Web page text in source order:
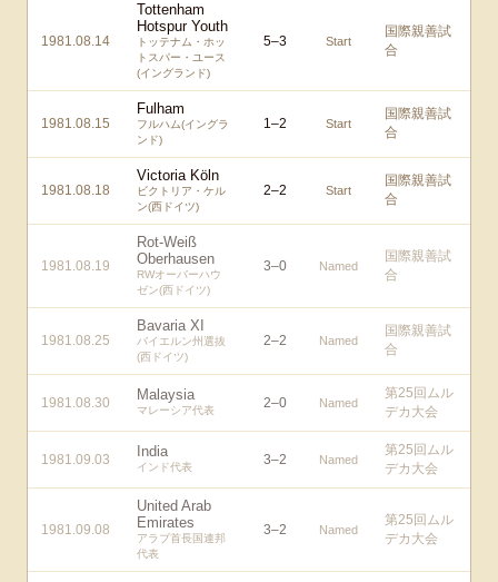
1981.08.14
Tottenham
Hotspur Youth
トッテナム・ホッ
トスパー・ユース
(イングランド)
5–3 Start
国際親善試
合
1981.08.15
Fulham
フルハム(イングラ
ンド)
1–2 Start
国際親善試
合
1981.08.18
Victoria Köln
ビクトリア・ケル
ン(西ドイツ)
2–2 Start
国際親善試
合
1981.08.19
Rot-Weiß
Oberhausen
RWオーバーハウ
ゼン(西ドイツ)
3–0 Named
国際親善試
合
1981.08.25
Bavaria XI
バイエルン州選抜
(西ドイツ)
2–2 Named
国際親善試
合
1981.08.30 Malaysia
マレーシア代表 2–0 Named
第25回ムル
デカ大会
1981.09.03 India
インド代表 3–2 Named
第25回ムル
デカ大会
1981.09.08
United Arab
Emirates
アラブ首長国連邦
代表
3–2 Named
第25回ムル
デカ大会